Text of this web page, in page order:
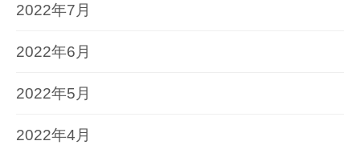
2022年7月
2022年6月
2022年5月
2022年4月